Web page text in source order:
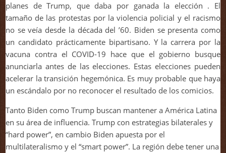
planes de Trump, que daba por ganada la elección . El
tamaño de las protestas por la violencia policial y el racismo
no se veía desde la década del ’60. Biden se presenta como
un candidato prácticamente bipartisano. Y la carrera por la
vacuna contra el COVID-19 hace que el gobierno busque
anunciarla antes de las elecciones. Estas elecciones pueden
acelerar la transición hegemónica. Es muy probable que haya
un escándalo por no reconocer el resultado de los comicios.
Tanto Biden como Trump buscan mantener a América Latina
en su área de influencia. Trump con estrategias bilaterales y
“hard power”, en cambio Biden apuesta por el
multilateralismo y el “smart power”. La región debe tener una